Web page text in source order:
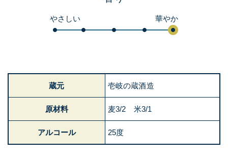
やさしい 華やか
蔵元 壱岐の蔵酒造
原材料 麦3/2 米3/1
アルコール 25度